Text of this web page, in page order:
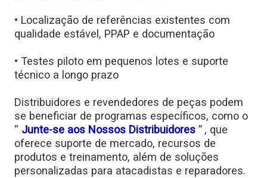
• Localização de referências existentes com
qualidade estável, PPAP e documentação
• Testes piloto em pequenos lotes e suporte
técnico a longo prazo
Distribuidores e revendedores de peças podem
se beneficiar de programas específicos, como o
“ Junte-se aos Nossos Distribuidores ” , que
oferece suporte de mercado, recursos de
produtos e treinamento, além de soluções
personalizadas para atacadistas e reparadores.